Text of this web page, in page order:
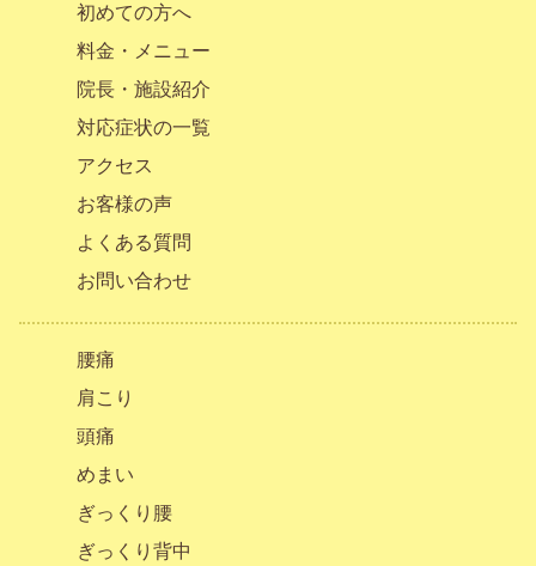
初めての方へ
料金・メニュー
院長・施設紹介
対応症状の一覧
アクセス
お客様の声
よくある質問
お問い合わせ
腰痛
肩こり
頭痛
めまい
ぎっくり腰
ぎっくり背中